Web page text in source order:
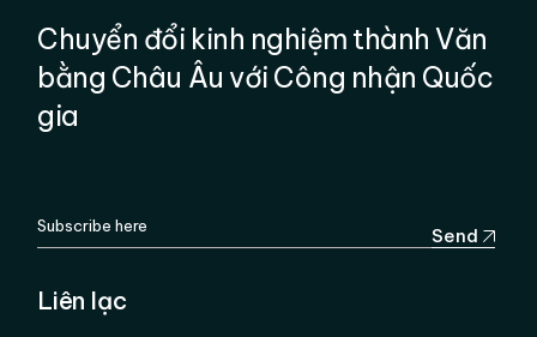
Chuyển đổi kinh nghiệm thành Văn
bằng Châu Âu với Công nhận Quốc
gia
Send
Liên lạc